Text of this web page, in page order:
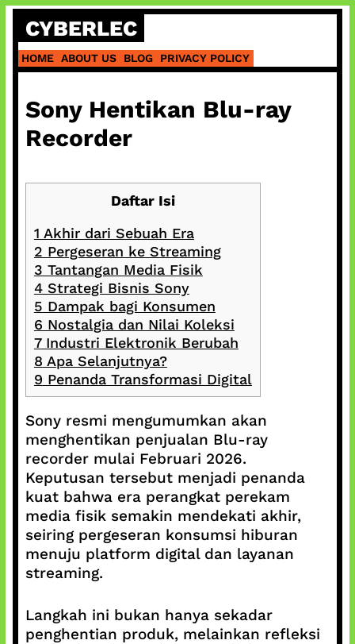
Skip
content
CYBERLEC
HOME ABOUT US BLOG PRIVACY POLICY
Sony Hentikan Blu-ray
Recorder
Daftar Isi
1 Akhir dari Sebuah Era
2 Pergeseran ke Streaming
3 Tantangan Media Fisik
4Strategi Bisnis Sony
5 Dampak bagi Konsumen
6 Nostalgia dan Nilai Koleksi
7Industri Elektronik Berubah
8 Apa Selanjutnya?
9 Penanda Transformasi Digital
Sony resmi mengumumkan akan
menghentikan penjualan Blu-ray
recorder mulai Februari 2026.
Keputusan tersebut menjadi penanda
kuat bahwa era perangkat perekam
media fisik semakin mendekati akhir,
seiring pergeseran konsumsi hiburan
menuju platform digital dan layanan
streaming.
Langkah ini bukan hanya sekadar
penghentian produk, melainkan refleksi